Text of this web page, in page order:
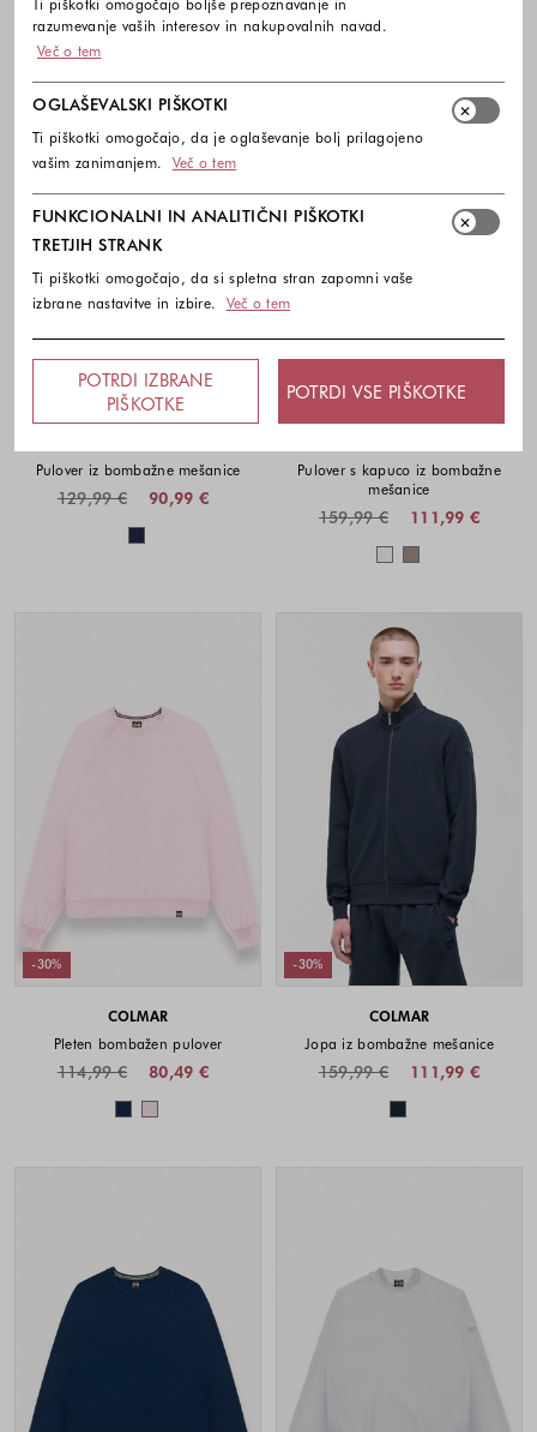
Pulover iz bombažne mešanice
90,99 €
129,99 €
Barve na voljo
-30%
Pulover s kapuco iz bombažne
mešanice
111,99 €
159,99 €
Barve na voljo
-30%
COLMAR
Pleten bombažen pulover
80,49 €
114,99 €
Barve na voljo
-30%
COLMAR
Jopa iz bombažne mešanice
111,99 €
159,99 €
Barve na voljo
razumevanje vaših interesov in nakupovalnih navad.
Več o tem
OGLAŠEVALSKI PIŠKOTKI
Ti piškotki omogočajo, da je oglaševanje bolj prilagojeno
vašim zanimanjem.
Več o tem
FUNKCIONALNI IN ANALITIČNI PIŠKOTKI
TRETJIH STRANK
Ti piškotki omogočajo, da si spletna stran zapomni vaše
izbrane nastavitve in izbire.
Več o tem
POTRDI IZBRANE
PIŠKOTKE
POTRDI VSE PIŠKOTKE